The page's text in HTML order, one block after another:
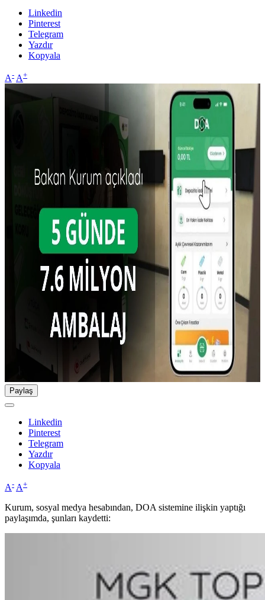
Linkedin
Pinterest
Telegram
Yazdır
Kopyala
A- A+
Paylaş
Linkedin
Pinterest
Telegram
Yazdır
Kopyala
A- A+
Kurum, sosyal medya hesabından, DOA sistemine ilişkin yaptığı
paylaşımda, şunları kaydetti: